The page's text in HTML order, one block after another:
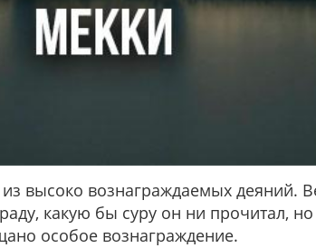
высоко вознаграждаемых деяний.
какую бы суру он ни прочитал, но
особое вознаграждение.